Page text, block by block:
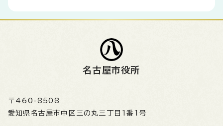
名古屋市役所
〒460-8508
愛知県名古屋市中区三の丸三丁目1番1号